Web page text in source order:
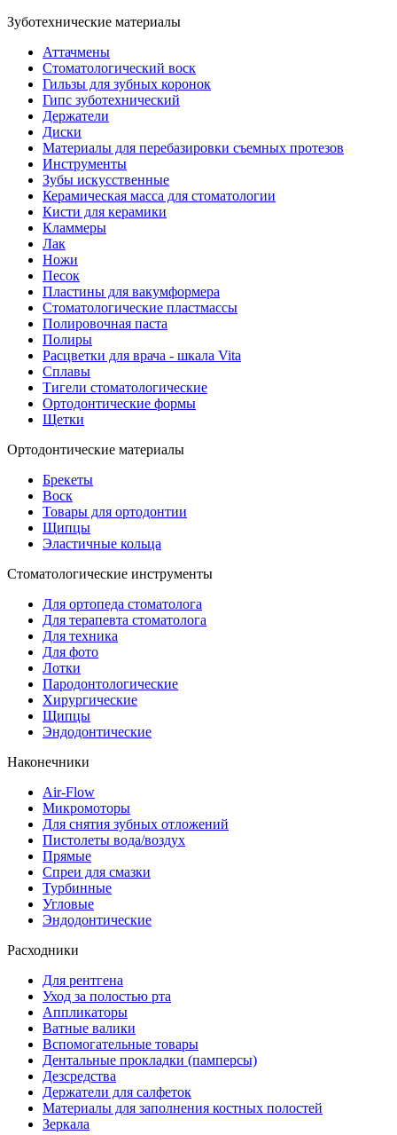
Зуботехнические материалы
Аттачмены
Стоматологический воск
Гильзы для зубных коронок
Гипс зуботехнический
Держатели
Диски
Материалы для перебазировки съемных протезов
Инструменты
Зубы искусственные
Керамическая масса для стоматологии
Кисти для керамики
Кламмеры
Лак
Ножи
Песок
Пластины для вакумформера
Стоматологические пластмассы
Полировочная паста
Полиры
Расцветки для врача - шкала Vita
Сплавы
Тигели стоматологические
Ортодонтические формы
Щетки
Ортодонтические материалы
Брекеты
Воск
Товары для ортодонтии
Щипцы
Эластичные кольца
Стоматологические инструменты
Для ортопеда стоматолога
Для терапевта стоматолога
Для техника
Для фото
Лотки
Пародонтологические
Хирургические
Щипцы
Эндодонтические
Наконечники
Air-Flow
Микромоторы
Для снятия зубных отложений
Пистолеты вода/воздух
Прямые
Спреи для смазки
Турбинные
Угловые
Эндодонтические
Расходники
Для рентгена
Уход за полостью рта
Аппликаторы
Ватные валики
Вспомогательные товары
Дентальные прокладки (памперсы)
Дезсредства
Держатели для салфеток
Материалы для заполнения костных полостей
Зеркала